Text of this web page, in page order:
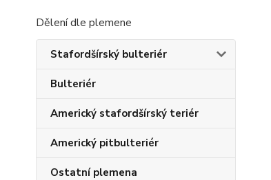
Dělení dle plemene
Stafordšírský bulteriér
Bulteriér
Americký stafordšírský teriér
Americký pitbulteriér
Ostatní plemena